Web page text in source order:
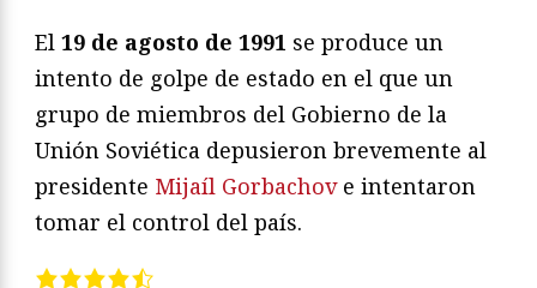
El 19 de agosto de 1991 se produce un
intento de golpe de estado en el que un
grupo de miembros del Gobierno de la
Unión Soviética depusieron brevemente al
presidente Mijaíl Gorbachove intentaron
tomar el control del país.